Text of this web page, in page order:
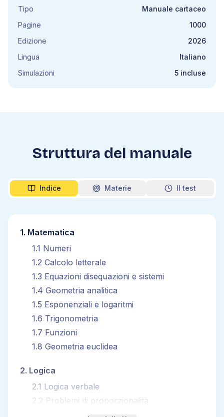
Tipo
Manuale cartaceo
Pagine
1000
Edizione
2026
Lingua
Italiano
Simulazioni
5 incluse
Struttura del manuale
Indice Materie Il test
1. Matematica
1.1 Numeri
1.2 Calcolo letterale
1.3 Equazioni disequazioni e sistemi
1.4 Geometria analitica
1.5 Esponenziali e logaritmi
1.6 Trigonometria
1.7 Funzioni
1.8 Geometria euclidea
2. Logica
2.1 Logica verbale
2 2 Problemi di proporzionalità
Logica numerica